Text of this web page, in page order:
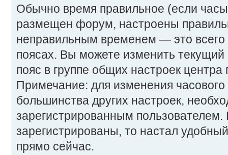
Обычно время правильное (если
размещен форум, настроены
неправильным временем — это
поясах. Вы можете изменить текущий
пояс в группе общих настроек центра
Примечание: для изменения часового
большинства других настроек,
зарегистрированным
зарегистрированы, то настал
прямо сейчас.